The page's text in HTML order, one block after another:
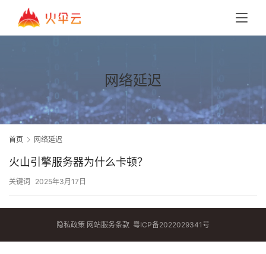
网络延迟
首页 网络延迟
火山引擎服务器为什么卡顿？
关键词 2025年3月17日
隐私政策 网站服务条款 粤ICP备2022029341号